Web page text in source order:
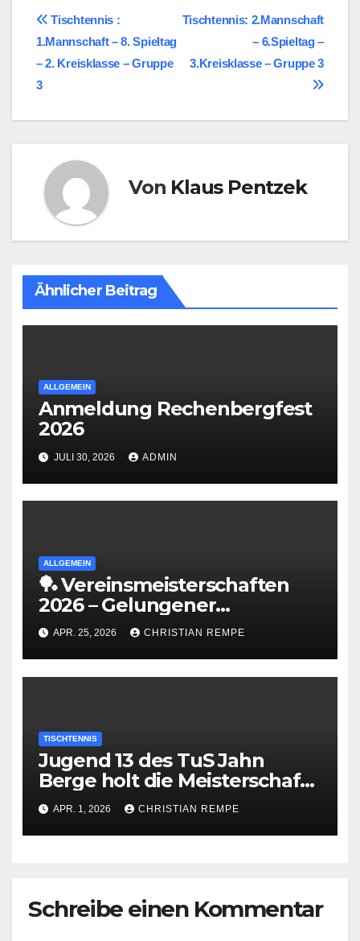
Beitragsnavigation
Tischtennis: 2.Mannschaft
– 6.Spieltag –
3.Kreisklasse – Gruppe 3
Tischtennis :
1.Mannschaft – 8. Spieltag
– 2. Kreisklasse – Gruppe
3
Von Klaus Pentzek
Ähnlicher Beitrag
ALLGEMEIN
Anmeldung Rechenbergfest
2026
JULI 30, 2026 ADMIN
ALLGEMEIN
🏓 Vereinsmeisterschaften
2026 – Gelungener
Saisonabschluss 🎉
APR. 25, 2026 CHRISTIAN REMPE
TISCHTENNIS
Jugend 13 des TuS Jahn
Berge holt die Meisterschaft
in der Bezirksoberliga
APR. 1, 2026 CHRISTIAN REMPE
Schreibe einen Kommentar